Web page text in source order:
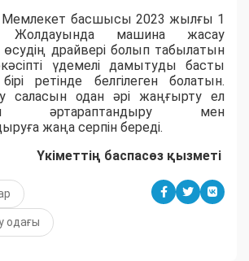
Мемлекет басшысы 2023 жылғы 1
Жолдауында машина жасау
драйвері болып табылатын
үдемелі дамытуды басты
ретінде белгілеген болатын.
саласын одан әрі жаңғырту ел
әртараптандыру мен
жаңа серпін береді.
Үкіметтің баспасөз қызметі
одағы